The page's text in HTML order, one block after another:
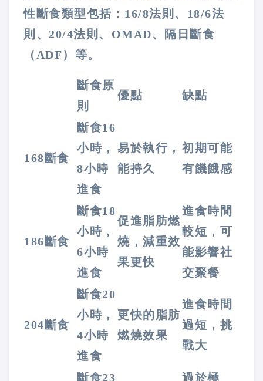
性斷食類型包括：16/8法則、18/6法
則、20/4法則、OMAD、隔日斷食
（ADF）等。
斷食原
則
優點 缺點
168斷食
斷食16
小時，
8小時
進食
易於執行，
能持久
初期可能
有饑餓感
186斷食
斷食18
小時，
6小時
進食
促進脂肪燃
燒，減重效
果更快
進食時間
較短，可
能影響社
交聚餐
204斷食
斷食20
小時，
4小時
進食
更快的脂肪
燃燒效果
進食時間
過短，挑
戰大
斷食23 過於極